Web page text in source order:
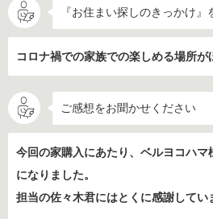
『お住まい探しのきっかけ
コロナ禍での家族での楽しめる場所が
ご感想をお聞かせください
今回の家購入にあたり、ベルヨコハマ
になりました。
担当の佐々木君にはとくに感謝してい